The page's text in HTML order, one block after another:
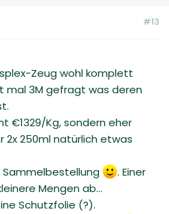
#13
Zeug wohl komplett
mal 3M gefragt was deren
€1329/Kg, sondern eher
2x 250ml natürlich etwas
Sammelbestellung
. Einer
Mengen ab...
Schutzfolie (?).